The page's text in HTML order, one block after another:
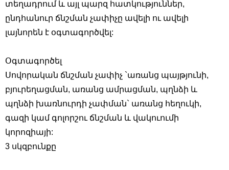
տեղադրում և այլ պարզ հատկություններ,
ընդհանուր ճնշման չափիչը ավելի ու ավելի
լայնորեն է օգտագործվել:
Օգտագործել
Սովորական ճնշման չափիչ `առանց պայթյունի,
բյուրեղացման, առանց ամրացման, պղնձի և
պղնձի խառնուրդի չափման` առանց հեղուկի,
գազի կամ գոլորշու ճնշման և վակուումի
կորոզիայի:
3 սկզբունքը